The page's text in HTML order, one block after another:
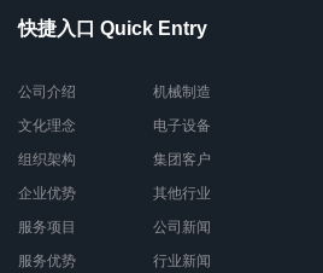
快捷入口 Quick Entry
公司介绍
文化理念
组织架构
企业优势
服务项目
服务优势
机械制造
电子设备
集团客户
其他行业
公司新闻
行业新闻